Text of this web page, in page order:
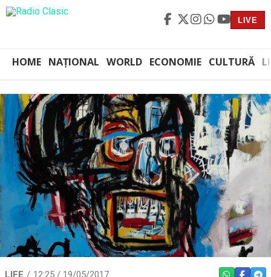
LIVE
HOME NAȚIONAL WORLD ECONOMIE CULTURĂ
LIFE 12:25 / 19/05/2017